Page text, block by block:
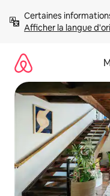
directement
Afficher la langue